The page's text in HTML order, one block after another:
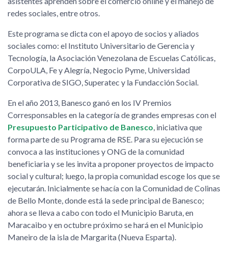
redes sociales, entre otros.
Este programa se dicta con el apoyo de socios y aliados
sociales como: el Instituto Universitario de Gerencia y
Tecnología, la Asociación Venezolana de Escuelas Católicas,
CorpoULA, Fe y Alegría, Negocio Pyme, Universidad
Corporativa de SIGO, Superatec y la Fundacción Social.
En el año 2013, Banesco ganó en los IV Premios
Corresponsables en la categoría de grandes empresas con el
Presupuesto Participativo de Banesco , iniciativa que
forma parte de su Programa de RSE. Para su ejecución se
convoca a las instituciones y ONG de la comunidad
beneficiaria y se les invita a proponer proyectos de impacto
social y cultural; luego, la propia comunidad escoge los que se
ejecutarán. Inicialmente se hacía con la Comunidad de Colinas
de Bello Monte, donde está la sede principal de Banesco;
ahora se lleva a cabo con todo el Municipio Baruta, en
Maracaibo y en octubre próximo se hará en el Municipio
Maneiro de la isla de Margarita (Nueva Esparta).